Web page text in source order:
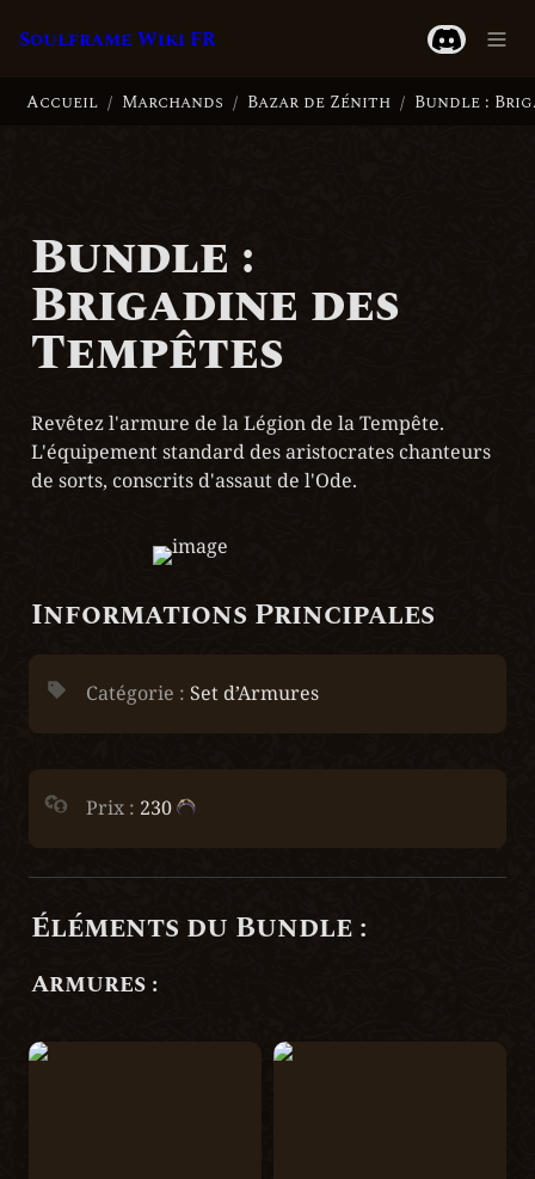
Soulframe Wiki FR
Accueil / Marchands / Bazar de Zénith /
Bundle :
Brigadine des
Tempêtes
Revêtez l'armure de la Légion de la Tempête.
L'équipement standard des aristocrates chanteurs
de sorts, conscrits d'assaut de l'Ode.
Informations Principales
Catégorie : Set d’Armures
Prix : 230
Éléments du Bundle :
Armures :
Braies des Tempêtes Cuirs des Tempêtes